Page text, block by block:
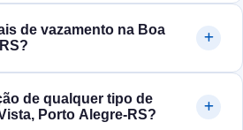
de vazamento na Boa
de qualquer tipo de
Porto Alegre‑RS?